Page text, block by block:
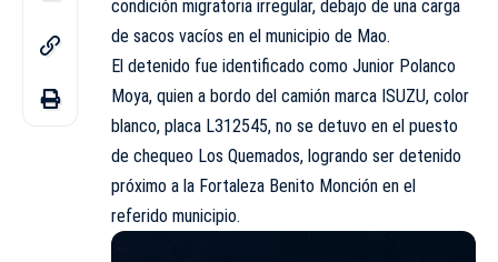
condición migratoria irregular, debajo de una carga
de sacos vacíos en el municipio de Mao.
El detenido fue identificado como Junior Polanco
Moya, quien a bordo del camión marca ISUZU, color
blanco, placa L312545, no se detuvo en el puesto
de chequeo Los Quemados, logrando ser detenido
próximo a la Fortaleza Benito Monción en el
referido municipio.